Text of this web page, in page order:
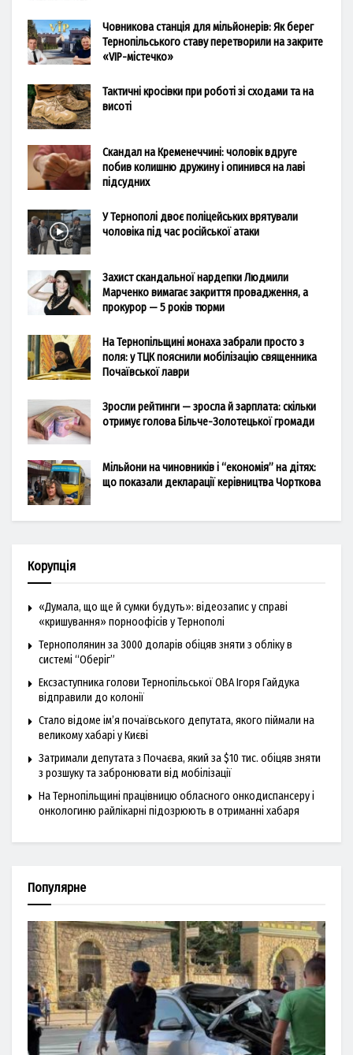
Човникова станція для мільйонерів: Як берег
Тернопільського ставу перетворили на закрите
«VIP-містечко»
Тактичні кросівки при роботі зі сходами та на
висоті
Скандал на Кременеччині: чоловік вдруге
побив колишню дружину і опинився на лаві
підсудних
У Тернополі двоє поліцейських врятували
чоловіка під час російської атаки
Захист скандальної нардепки Людмили
Марченко вимагає закриття провадження, а
прокурор — 5 років тюрми
На Тернопільщині монаха забрали просто з
поля: у ТЦК пояснили мобілізацію священника
Почаївської лаври
Зросли рейтинги — зросла й зарплата: скільки
отримує голова Більче-Золотецької громади
Мільйони на чиновників і “економія” на дітях:
що показали декларації керівництва Чорткова
Корупція
«Думала, що ще й сумки будуть»: відеозапис у справі
«кришування» порноофісів у Тернополі
Тернополянин за 3000 доларів обіцяв зняти з обліку в
системі “Оберіг”
Ексзаступника голови Тернопільської ОВА Ігоря Гайдука
відправили до колонії
Стало відоме ім’я почаївського депутата, якого піймали на
великому хабарі у Києві
Затримали депутата з Почаєва, який за $10 тис. обіцяв зняти
з розшуку та забронювати від мобілізації
На Тернопільщині працівницю обласного онкодиспансеру і
онкологиню райлікарні підозрюють в отриманні хабаря
Популярне